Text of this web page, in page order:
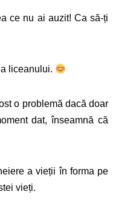
ce nu ai auzit! Ca să-ți
liceanului.
o problemă dacă doar
dat, înseamnă că
a vieții în forma pe
vieți.